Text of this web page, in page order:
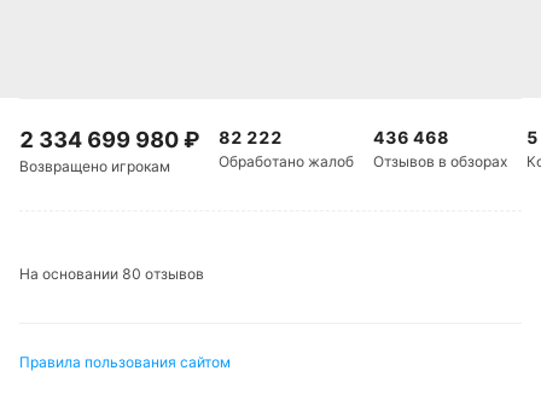
2 334 699 980₽
Возвращено игрокам
82 222
Обработано жалоб
436 468
Отзывов в обзорах
На основании 80 отзывов
Правила пользования сайтом